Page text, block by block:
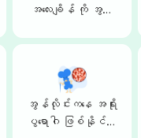
အလေးချိန် ကို အွန်
မယ်
အွန်လိုင်းကနေ အရိုး
ပွရောဂါ ဖြစ်နိုင်ခြေ